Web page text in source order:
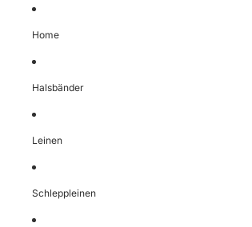
Home
Halsbänder
Leinen
Schleppleinen